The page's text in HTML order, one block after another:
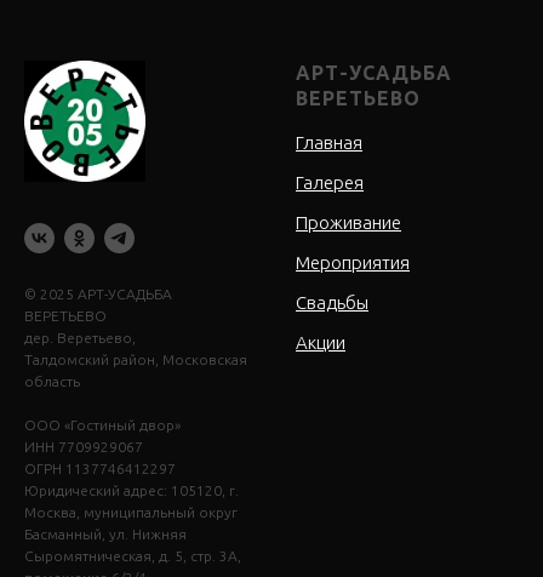
© 2025 АРТ-УСАДЬБА
ВЕРЕТЬЕВО
дер. Веретьево,
Талдомский район, Московская
область
ООО «Гостиный двор»
ИНН 7709929067
ОГРН 1137746412297
Юридический адрес: 105120, г.
Москва, муниципальный округ
Басманный, ул. Нижняя
Сыромятническая, д. 5, стр. 3А,
АРТ-УСАДЬБА
ВЕРЕТЬЕВО
Главная
Галерея
Проживание
Мероприятия
Свадьбы
Акции